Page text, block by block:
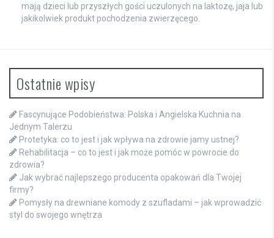
mają dzieci lub przyszłych gości uczulonych na laktozę, jaja lub
jakikolwiek produkt pochodzenia zwierzęcego.
Ostatnie wpisy
Fascynujące Podobieństwa: Polska i Angielska Kuchnia na
Jednym Talerzu
Protetyka: co to jest i jak wpływa na zdrowie jamy ustnej?
Rehabilitacja – co to jest i jak może pomóc w powrocie do
zdrowia?
Jak wybrać najlepszego producenta opakowań dla Twojej
firmy?
Pomysły na drewniane komody z szufladami – jak wprowadzić
styl do swojego wnętrza